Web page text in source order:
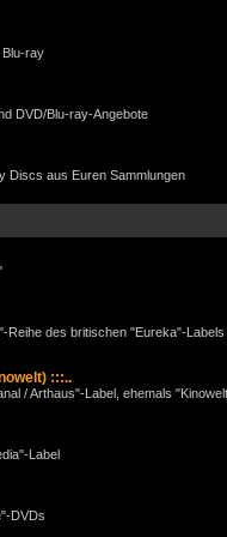
Blu-ray
DVD/Blu-ray-Angebote
Discs aus Euren Sammlungen
Reihe des britischen "Eureka"-Labels
:::..
/ Arthaus"-Label, ehemals
Label
DVDs